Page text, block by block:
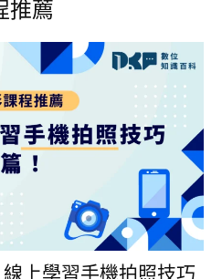
推薦
上學習手機拍照技巧